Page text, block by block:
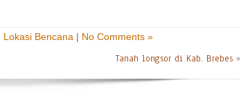
Lokasi Bencana | No Comments »
Tanah longsor di Kab. Brebes »